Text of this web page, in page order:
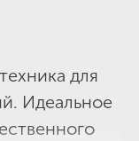
для
Идеальное